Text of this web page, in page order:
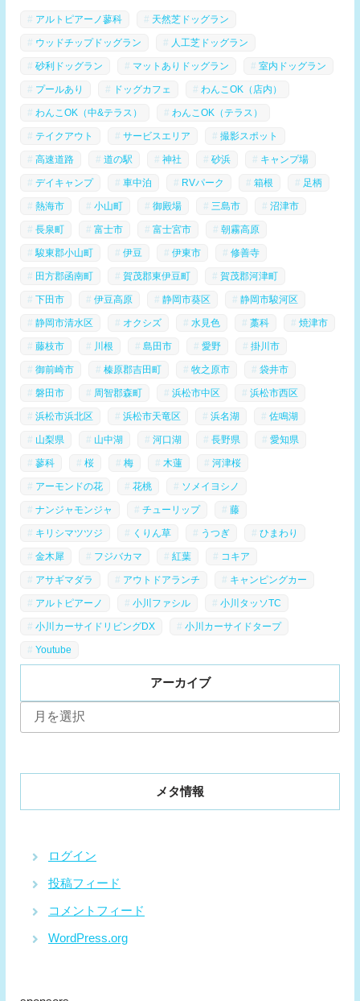
アルトピアーノ蓼科 天然芝ドッグラン
ウッドチップドッグラン 人工芝ドッグラン
砂利ドッグラン マットありドッグラン 室内ドッグラン
プールあり ドッグカフェ わんこOK（店内）
わんこOK（中&テラス） わんこOK（テラス）
テイクアウト サービスエリア 撮影スポット
高速道路 道の駅 神社 砂浜 キャンプ場
デイキャンプ 車中泊 RVパーク 箱根 足柄
熱海市 小山町 御殿場 三島市 沼津市
長泉町 富士市 富士宮市 朝霧高原
駿東郡小山町 伊豆 伊東市 修善寺
田方郡函南町 賀茂郡東伊豆町 賀茂郡河津町
下田市 伊豆高原 静岡市葵区 静岡市駿河区
静岡市清水区 オクシズ 水見色 藁科 焼津市
藤枝市 川根 島田市 愛野 掛川市
御前崎市 榛原郡吉田町 牧之原市 袋井市
磐田市 周智郡森町 浜松市中区 浜松市西区
浜松市浜北区 浜松市天竜区 浜名湖 佐鳴湖
山梨県 山中湖 河口湖 長野県 愛知県
蓼科 桜 梅 木蓮 河津桜
アーモンドの花 花桃 ソメイヨシノ
ナンジャモンジャ チューリップ 藤
キリシマツツジ くりん草 うつぎ ひまわり
金木犀 フジバカマ 紅葉 コキア
アサギマダラ アウトドアランチ キャンピングカー
アルトピアーノ 小川ファシル 小川タッソTC
小川カーサイドリビングDX 小川カーサイドタープ
Youtube
アーカイブ
ー
メタ情報
ログイン
投稿フィード
コメントフィード
WordPress.org